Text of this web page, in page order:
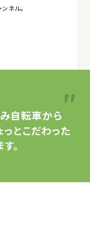
ネル。
自転車から
っとこだわった
。